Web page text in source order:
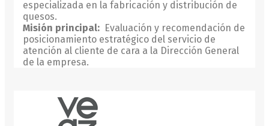
especializada en la fabricación y distribución de
quesos.
Misión principal: Evaluación y recomendación de
posicionamiento estratégico del servicio de
atención al cliente de cara a la Dirección General
de la empresa.